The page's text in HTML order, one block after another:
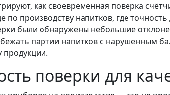
как своевременная поверка
по производству напитков, где
были обнаружены небольшие
партии напитков с нарушенным
продукции.
поверки для